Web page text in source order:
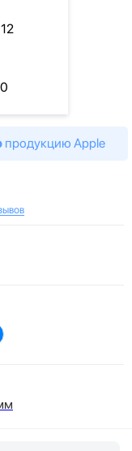
продукцию Apple